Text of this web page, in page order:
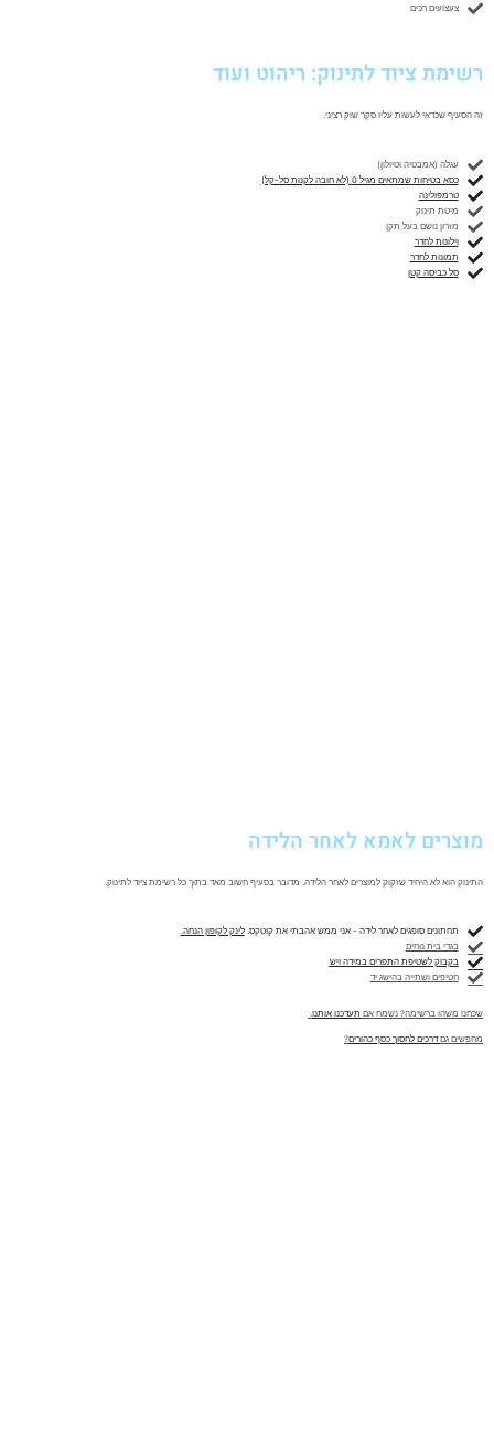
צעצועים רכים
רשימת ציוד לתינוק: ריהוט ועוד
זה הסעיף שכדאי לעשות עליו סקר שוק רציני.
עגלה (אמבטיה וטיולון)
כסא בטיחות שמתאים מגיל 0 (לא חובה לקנות סל-קל)
טרמפולינה
מיטת תינוק
מזרון נושם בעל תקן
וילונות לחדר
תמונות לחדר
סל כביסה קטן
מוצרים לאמא לאחר הלידה
התינוק הוא לא היחיד שזקוק למוצרים לאחר הלידה. מדובר בסעיף חשוב מאד בתוך כל רשימת ציוד לתינוק.
תחתונים סופגים לאחר לידה - אני ממש אהבתי את קוטקס.לינק לקופון הנחה.
בגדי בית נוחים
בקבוק לשטיפת התפרים במידה ויש
חטיפים ושתייה בהישג יד
שכחנו משהו ברשימה? נשמח אם תעדכנו אותנו.
מחפשים גםדרכים לחסוך כסף כהורים?